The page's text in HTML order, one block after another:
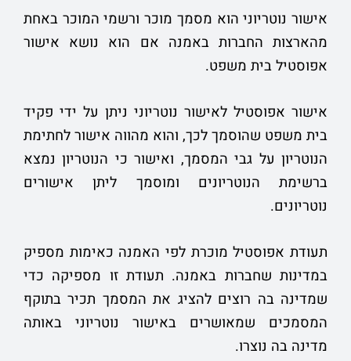
אישור נוטריוני הוא מסמך מוכר ורשמי המוכר באחת
מהארצות החברות באמנה אם הוא נושא אישור
אפוסטיל בית משפט.
אישור אפוסטיל לאישור נוטריוני ניתן על ידי פקיד
בית משפט שהוסמך לכך, והוא מהווה אישור לחתימת
הנוטריון על גבי המסמך, ואישור כי הנוטריון נמצא
ברשימת הנוטריונים ומוסמך ליתן אישורים
נוטריונים.
תעודת אפוסטיל מוכרת לפי האמנה כאימות מספיק
במדינות שחברות באמנה. תעודת זו מספיקה כדי
שמדינה בה רוצים להציג את המסמך תכיר בתוקף
המסמכים שמאושרים באישור נוטריוני באותה
מדינה בה נוצרו.